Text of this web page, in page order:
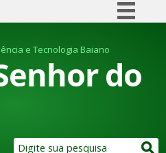
Comunica BR
Participe
e Tecnologia Baiano
do